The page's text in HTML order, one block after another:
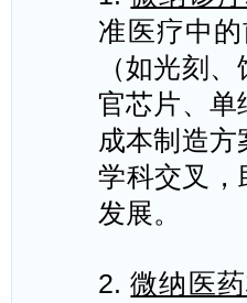
准医疗中
（如光刻
官芯片、单
成本制造方
学科交叉，
发展。
2.微纳医